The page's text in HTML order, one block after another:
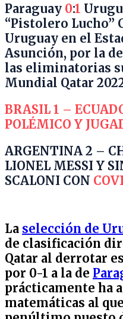
Paraguay 0:1
“Pistolero Lucho”
Uruguay en el
Asunción, por la
las eliminatorias
Mundial Qatar
BRASIL 1 –
POLÉMICO Y
ARGENTINA 2 –
LIONEL MESSI Y
SCALONI CON
La selección de
de clasificación
Qatar al derrotar
por 0-1 a la de
prácticamente ha
matemáticas al